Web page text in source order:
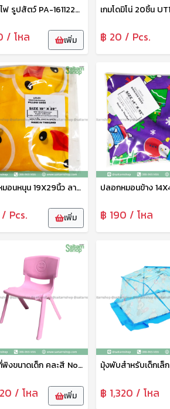
ลูกโป่งไฟ รูปสัตว์ PA-16112202 Zonertoy
/ โหล เพิ่ม
เกมโดมิโน่ 20ชิ้น
฿ 20 / Pcs.
ปลอกหมอนหนุน 19X29นิ้ว ลายการ์ตูน แสนสุข
Pcs. เพิ่ม ฿ 190 / โหล
เก้าอี้มีที่พิงขนาดเด็ก คละสี No.DS-15410B Swordfish
/ โหล เพิ่ม ฿ 1,320 / โหล